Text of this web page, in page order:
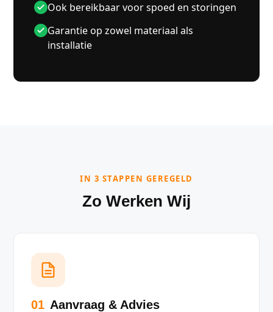
Ook bereikbaar voor spoed en storingen
Garantie op zowel materiaal als
installatie
IN 3 STAPPEN GEREGELD
Zo Werken Wij
01 Aanvraag & Advies